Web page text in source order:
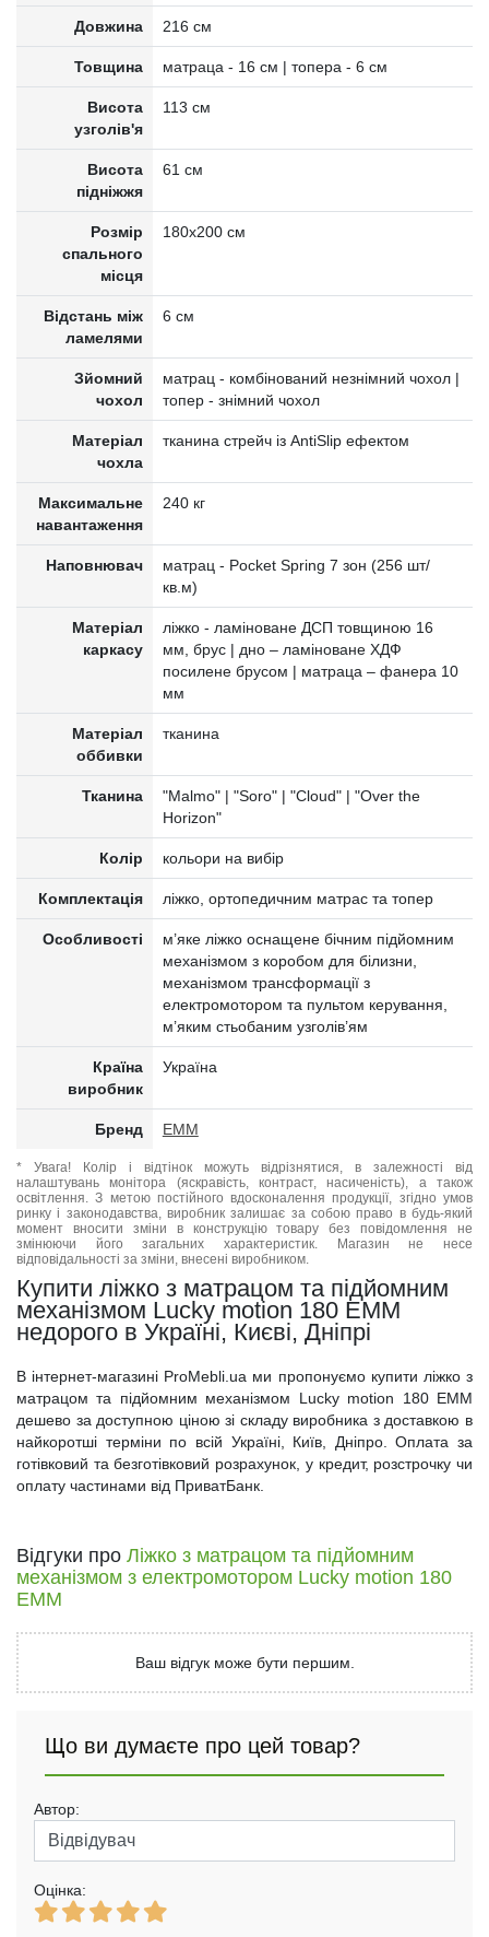
Довжина 216 см
Товщина матраца - 16 см | топера - 6 см
Висота
узголів'я
113 см
Висота
підніжжя
61 см
Розмір
спального
місця
180х200 см
Відстань між
ламелями
6 см
Зйомний
чохол
матрац - комбінований незнімний чохол |
топер - знiмний чохол
Матеріал
чохла
тканина стрейч із AntiSlip ефектом
Максимальне
навантаження
240 кг
Наповнювач
матрац - Pocket Spring 7 зон (256 шт/
кв.м)
Матеріал
каркасу
ліжко - ламіноване ДСП товщиною 16
мм, брус | дно – ламіноване ХДФ
посилене брусом | матраца – фанера 10
мм
Матеріал
оббивки
тканина
Тканина
"Malmo" | "Soro" | "Cloud" | "Over the
Horizon"
Колір кольори на вибір
Комплектація ліжко, ортопедичним матрас та топер
Особливості
м’яке ліжко оснащене бічним підйомним
механізмом з коробом для білизни,
механізмом трансформації з
електромотором та пультом керування,
м’яким стьобаним узголів’ям
Країна
виробник
Україна
Бренд EMM
* Увага! Колір і відтінок можуть відрізнятися, в залежності від
налаштувань монітора (яскравість, контраст, насиченість), а також
освітлення. З метою постійного вдосконалення продукції, згідно умов
ринку і законодавства, виробник залишає за собою право в будь-який
момент вносити зміни в конструкцію товару без повідомлення не
змінюючи його загальних характеристик. Магазин не несе
відповідальності за зміни, внесені виробником.
Купити ліжко з матрацом та підйомним
механізмом Lucky motion 180 EMM
недорого в Україні, Києві, Дніпрі
В інтернет-магазині ProMebli.ua ми пропонуємо купити ліжко з
матрацом та підйомним механізмом Lucky motion 180 EMM
дешево за доступною ціною зі складу виробника з доставкою в
найкоротші терміни по всій Україні, Київ, Дніпро. Оплата за
готівковий та безготівковий розрахунок, у кредит, розстрочку чи
оплату частинами від ПриватБанк.
Відгуки про Ліжко з матрацом та підйомним
механізмом з електромотором Lucky motion 180
EMM
Ваш відгук може бути першим.
Що ви думаєте про цей товар?
Автор:
Оцінка: